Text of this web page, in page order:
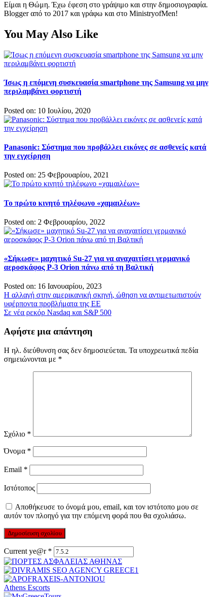
Είμαι η Θώμη. Έχω έφεση στο γράψιμο και στην δημοσιογραφία.
Blogger από το 2017 και γράφω και στο MinistryofMen!
You May Also Like
Ίσως η επόμενη συσκευασία smartphone της Samsung να μην
περιλαμβάνει φορτιστή
Posted on: 10 Ιουλίου, 2020
Panasonic: Σύστημα που προβάλλει εικόνες σε ασθενείς κατά
την εγχείρηση
Posted on: 25 Φεβρουαρίου, 2021
Το πρώτο κινητό τηλέφωνο «χαμαιλέων»
Posted on: 2 Φεβρουαρίου, 2022
«Σήκωσε» μαχητικό Su-27 για να αναχαιτίσει γερμανικό
αεροσκάφος P-3 Orion πάνω από τη Βαλτική
Posted on: 16 Ιανουαρίου, 2023
Πλοήγηση
άρθρων
Η αλλαγή στην αμερικανική σκηνή, ώθηση να αντιμετωπιστούν
υφέρποντα προβλήματα της ΕΕ
Σε νέα ρεκόρ Nasdaq και S&P 500
Αφήστε μια απάντηση
Η ηλ. διεύθυνση σας δεν δημοσιεύεται. Τα υποχρεωτικά πεδία
σημειώνονται με *
Σχόλιο *
Όνομα *
Email *
Ιστότοπος
Αποθήκευσε το όνομά μου, email, και τον ιστότοπο μου σε
αυτόν τον πλοηγό για την επόμενη φορά που θα σχολιάσω.
Current ye@r *
Athens Escorts